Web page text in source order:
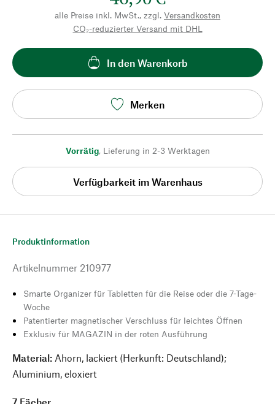
alle Preise inkl. MwSt., zzgl. Versandkosten
CO₂-reduzierter Versand mit DHL
In den Warenkorb
Merken
Vorrätig, Lieferung in 2-3 Werktagen
Verfügbarkeit im Warenhaus
Produktinformation
Artikelnummer 210977
Smarte Organizer für Tabletten für die Reise oder die 7-Tage-
Woche
Patentierter magnetischer Verschluss für leichtes Öffnen
Exklusiv für MAGAZIN in der roten Ausführung
Material: Ahorn, lackiert (Herkunft: Deutschland);
Aluminium, eloxiert